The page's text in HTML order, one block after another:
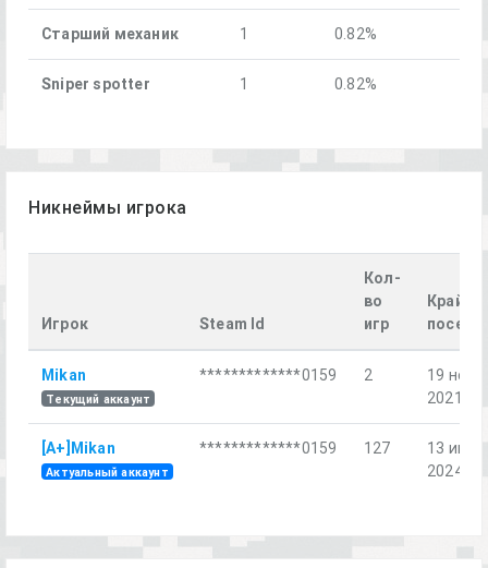
Старший механик 1 0.82%
Sniper spotter 1 0.82%
Никнеймы игрока
Игрок Steam Id
Кол-
во
игр
Mikan
Текущий аккаунт
*************0159 2
19 нояб.
2021 г.
[A+]Mikan
Актуальный аккаунт
*************0159 127
13 июл.
2024 г.